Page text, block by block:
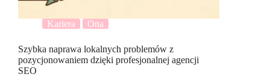
Kariera Ona
Szybka naprawa lokalnych problemów z
pozycjonowaniem dzięki profesjonalnej agencji
SEO